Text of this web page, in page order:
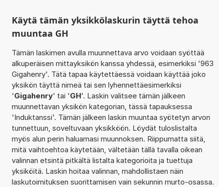
Käytä tämän yksikkölaskurin täyttä tehoa
muuntaa GH
Tämän laskimen avulla muunnettava arvo voidaan syöttää
alkuperäisen mittayksikön kanssa yhdessä, esimerkiksi '963
Gigahenry'. Tätä tapaa käytettäessä voidaan käyttää joko
yksikön täyttä nimeä tai sen lyhennettäesimerkiksi
'Gigahenry' tai 'GH'. Laskin valitsee tämän jälkeen
muunnettavan yksikön kategorian, tässä tapauksessa
'Induktanssi'. Tämän jälkeen laskin muuntaa syötetyn arvon
tunnettuun, soveltuvaan yksikköön. Löydät tuloslistalta
myös alun perin haluamasi muunnoksen. Riippumatta siitä,
mitä vaihtoehtoa käytetään, vältetään tällä tavalla oikean
valinnan etsintä pitkältä listalta kategorioita ja tuettuja
yksiköitä. Laskin hoitaa valinnan, mahdollistaen näin
laskutoimituksen suorittamisen vain sekunnin murto-osassa.